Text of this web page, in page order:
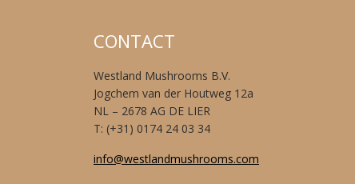
CONTACT
Westland Mushrooms B.V.
Jogchem van der Houtweg 12a
NL – 2678 AG DE LIER
T: (+31) 0174 24 03 34
info@westlandmushrooms.com